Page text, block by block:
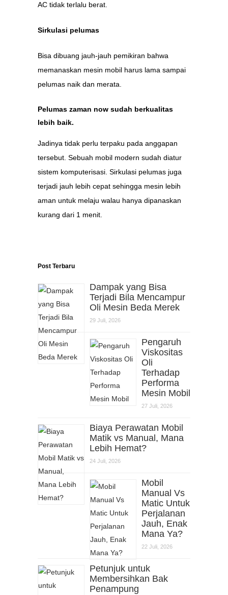
AC tidak terlalu berat.
Sirkulasi pelumas
Bisa dibuang jauh-jauh pemikiran bahwa
memanaskan mesin mobil harus lama sampai
pelumas naik dan merata.
Pelumas zaman now sudah berkualitas
lebih baik.
Jadinya tidak perlu terpaku pada anggapan
tersebut. Sebuah mobil modern sudah diatur
sistem komputerisasi. Sirkulasi pelumas juga
terjadi jauh lebih cepat sehingga mesin lebih
aman untuk melaju walau hanya dipanaskan
kurang dari 1 menit.
Post Terbaru
Dampak yang Bisa
Terjadi Bila Mencampur
Oli Mesin Beda Merek
29 Juli, 2026
Pengaruh
Viskositas
Oli
Terhadap
Performa
Mesin Mobil
27 Juli, 2026
Biaya Perawatan Mobil
Matik vs Manual, Mana
Lebih Hemat?
24 Juli, 2026
Mobil
Manual Vs
Matic Untuk
Perjalanan
Jauh, Enak
Mana Ya?
22 Juli, 2026
Petunjuk untuk
Membersihkan Bak
Penampung